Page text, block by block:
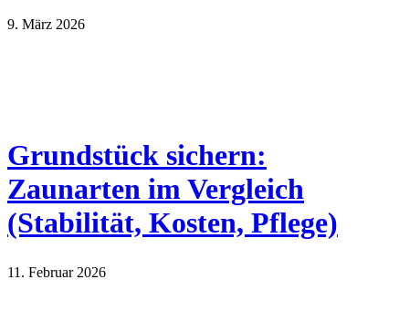
9. März 2026
Grundstück sichern:
Zaunarten im Vergleich
(Stabilität, Kosten, Pflege)
11. Februar 2026